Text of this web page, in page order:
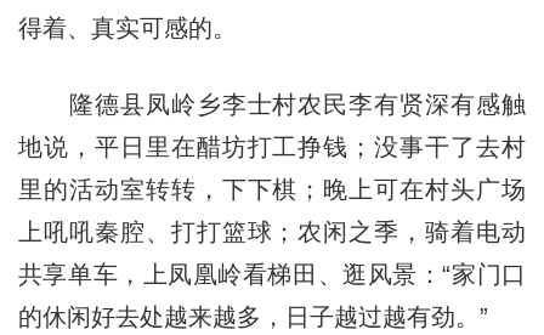
得着、真实可感的。
隆德县凤岭乡李士村农民李有贤深有感触
地说，平日里在醋坊打工挣钱；没事干了去村
里的活动室转转，下下棋；晚上可在村头广场
上吼吼秦腔、打打篮球；农闲之季，骑着电动
共享单车，上凤凰岭看梯田、逛风景：“家门口
的休闲好去处越来越多，日子越过越有劲。”